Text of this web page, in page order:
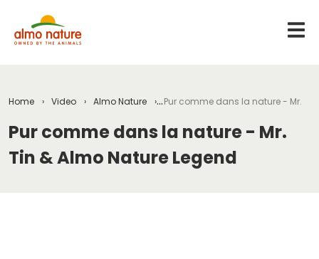
Home Video Almo Nature Pur comme dans la nature - Mr.
Pur comme dans la nature - Mr.
Tin & Almo Nature Legend